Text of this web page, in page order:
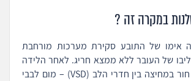
במקרה זה ?
אימו של התובע סקירת מערכות מורחבת
של העובר ללא ממצא חריג. לאחר הלידה
אובחן כי לתינוק חור במחיצה בין חדרי הלב (VSD) – מום לבבי